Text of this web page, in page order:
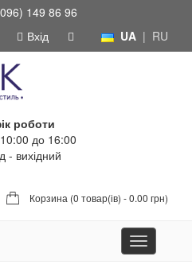
149 86 96
UA | RU
Вхід
роботи
до 16:00
- вихідний
Корзина (0 товар(ів) - 0.00 грн)
Toggle
navigation